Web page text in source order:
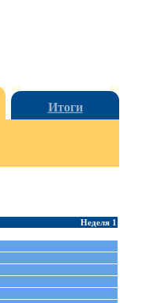
Итоги
Неделя 1